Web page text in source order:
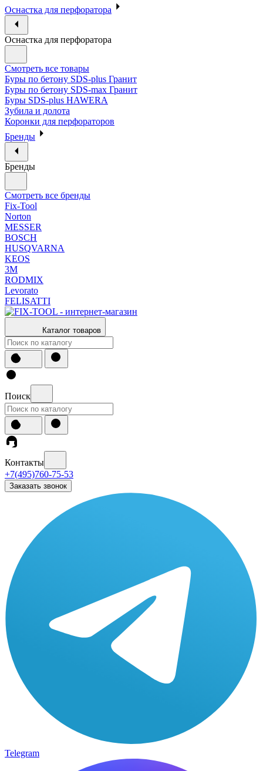
Оснастка для перфоратора
Оснастка для перфоратора
Смотреть все товары
Буры по бетону SDS-plus Гранит
Буры по бетону SDS-max Гранит
Буры SDS-plus HAWERA
Зубила и долота
Коронки для перфораторов
Бренды
Бренды
Смотреть все бренды
Fix-Tool
Norton
MESSER
BOSCH
HUSQVARNA
KEOS
3М
RODMIX
Levorato
FELISATTI
Каталог товаров
Поиск
Контакты
+7(495)760-75-53
Заказать звонок
Telegram